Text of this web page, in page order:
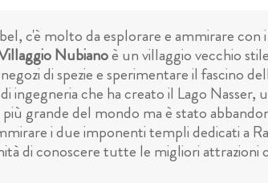
c'è molto da esplorare e ammirare
Nubianoè un villaggio vecchio
di spezie e sperimentare il fascino
ingegneria che ha creato il Lago Nasser,
più grande del mondo ma è stato
i due imponenti templi dedicati a
di conoscere tutte le migliori attrazioni